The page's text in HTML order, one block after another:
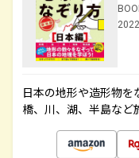
日本の地形や造形物
橋、川、湖、半島など